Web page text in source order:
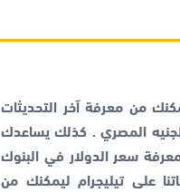
من معرفة آخر التحديثات
المصري . كذلك يساعدك
سعر الدولار في البنوك
على تيليجرام ليمكنك من